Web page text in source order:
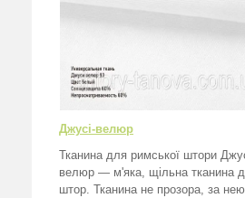
Джусі-велюр
Тканина для римської штори
велюр — м'яка, щільна тканина
штор. Тканина не прозора, за